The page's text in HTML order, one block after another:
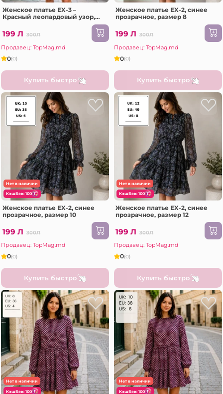
Женское платье EX-3 –
Красный леопардовый узор,
199 Л 300Л
Продавец: TopMag.md
0(0)
Купить быстро
Женское платье EX-2, синее
прозрачное, размер 8
199 Л 300Л
Продавец: TopMag.md
0(0)
Купить быстро
Нет в наличии
КэшБэк: 100
Женское платье EX-2, синее
прозрачное, размер 10
199 Л 300Л
Продавец: TopMag.md
0(0)
Купить быстро
Нет в наличии
КэшБэк: 100
Женское платье EX-2, синее
прозрачное, размер 12
199 Л 300Л
Продавец: TopMag.md
0(0)
Купить быстро
Нет в наличии
КэшБэк: 100
Нет в наличии
КэшБэк: 100